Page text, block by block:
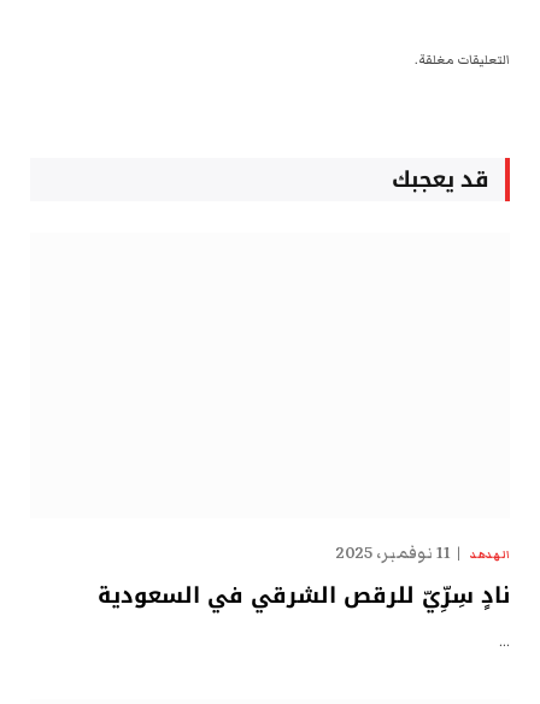
التعليقات مغلقة.
قد يعجبك
الهدهد 11 نوفمبر، 2025
نادٍ سِرِّيّ للرقص الشرقي في السعودية
…